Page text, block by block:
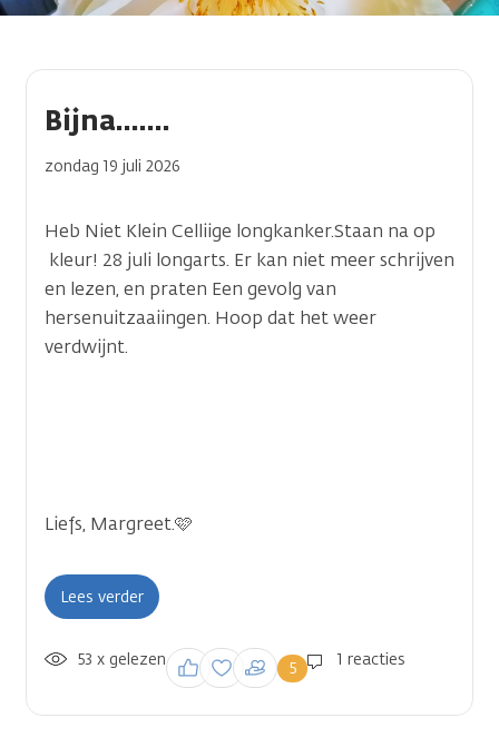
Bijna.......
zondag 19 juli 2026
Heb Niet Klein Celliige longkanker.Staan na op
kleur! 28 juli longarts. Er kan niet meer schrijven
en lezen, en praten Een gevolg van
hersenuitzaaiingen. Hoop dat het weer
verdwijnt.
Liefs, Margreet.🩷
Lees verder
1 reacties
5
Inloggen om een
reactie te plaatsen
53 x gelezen